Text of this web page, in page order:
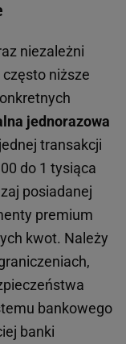
niezależni
niższe
jednorazowa
transakcji
do 1 tysiąca
posiadanej
premium
kwot. Należy
bankowego
banki